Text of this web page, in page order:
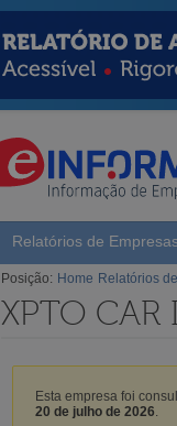
Relatórios de
Posição: Home Relatórios
XPTO CAR
Esta empresa foi
20 de julho de 2026